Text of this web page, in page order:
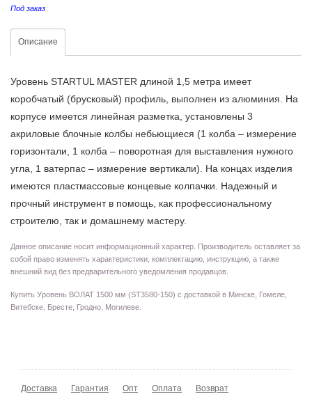
Под заказ
Описание
Уровень STARTUL MASTER длиной 1,5 метра имеет
коробчатый (брусковый) профиль, выполнен из алюминия. На
корпусе имеется линейная разметка, установлены 3
акриловые блочные колбы небьющиеся (1 колба – измерение
горизонтали, 1 колба – поворотная для выставления нужного
угла, 1 ватерпас – измерение вертикали). На концах изделия
имеются пластмассовые концевые колпачки. Надежный и
прочный инструмент в помощь, как профессиональному
строителю, так и домашнему мастеру.
Данное описание носит информационный характер. Производитель оставляет за
собой право изменять характеристики, комплектацию, инструкцию, а также
внешний вид без предварительного уведомления продавцов.
Купить Уровень ВОЛАТ 1500 мм (ST3580-150) с доставкой в Минске, Гомеле,
Витебске, Бресте, Гродно, Могилеве.
Доставка Гарантия Опт Оплата Возврат